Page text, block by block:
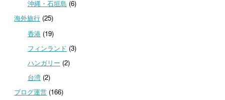
沖縄・石垣島 (6)
海外旅行 (25)
香港(19)
フィンランド (3)
ハンガリー (2)
台湾(2)
ブログ運営 (166)